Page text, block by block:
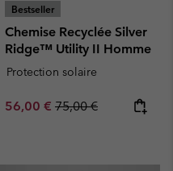
Bestseller
Chemise Recyclée Silver
Ridge™ Utility II Homme
Protection solaire
Sale price:
56,00 € Regular price:
75,00 €